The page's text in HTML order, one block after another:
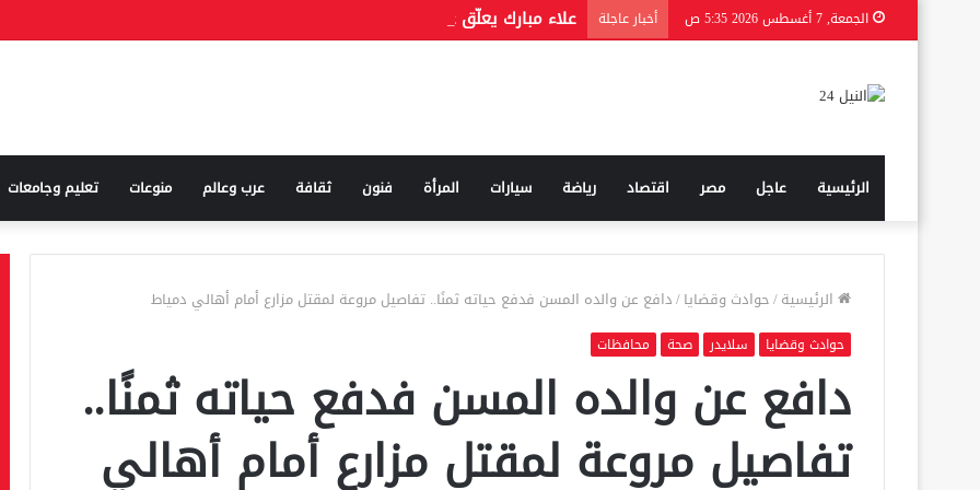
الجمعة, 7 أغسطس 2026 5:35 ص أخبار عاجلة
الرئيسية عاجل مصر اقتصاد رياضة سيارات المرأة فنون ثقافة عرب وعالم منوعات تعليم وجامعات
الرئيسية/حوادث وقضايا/دافع عن والده المسن فدفع حياته ثمنًا.. تفاصيل مروعة لمقتل مزارع أمام أهالي دمياط
حوادث وقضايا سلايدر صحة محافظات
دافع عن والده المسن فدفع حياته ثمنًا..
تفاصيل مروعة لمقتل مزارع أمام أهالي